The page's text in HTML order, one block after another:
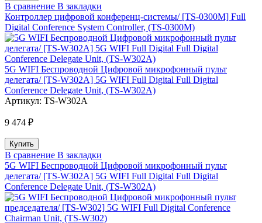
В сравнение В закладки
Контроллер цифровой конференц-системы/ [TS-0300M] Full
Digital Conference System Controller, (TS-0300M)
5G WIFI Беспроводной Цифровой микрофонный пульт
делегата/ [TS-W302A] 5G WIFI Full Digital Full Digital
Conference Delegate Unit, (TS-W302A)
Артикул: TS-W302A
9 474 ₽
В сравнение В закладки
5G WIFI Беспроводной Цифровой микрофонный пульт
делегата/ [TS-W302A] 5G WIFI Full Digital Full Digital
Conference Delegate Unit, (TS-W302A)